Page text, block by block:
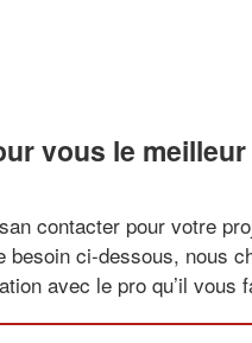
vous le
contacter pour votre
besoin ci-dessous, nous
avec le pro qu’il vous